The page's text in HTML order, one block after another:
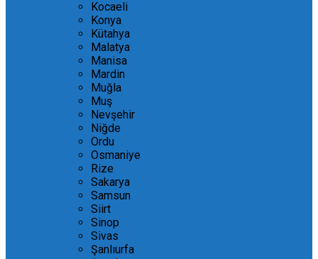
Kocaeli
Konya
Kütahya
Malatya
Manisa
Mardin
Muğla
Muş
Nevşehir
Niğde
Ordu
Osmaniye
Rize
Sakarya
Samsun
Siirt
Sinop
Sivas
Şanlıurfa